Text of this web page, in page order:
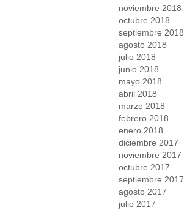
noviembre 2018
octubre 2018
septiembre 2018
agosto 2018
julio 2018
junio 2018
mayo 2018
abril 2018
marzo 2018
febrero 2018
enero 2018
diciembre 2017
noviembre 2017
octubre 2017
septiembre 2017
agosto 2017
julio 2017